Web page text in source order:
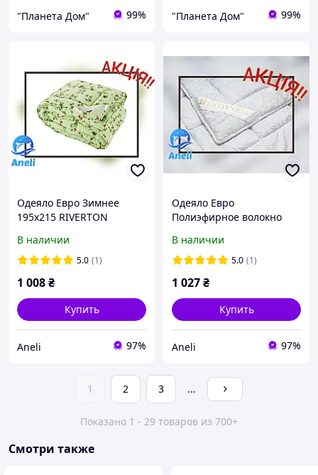
"Планета Дом" 99% "Планета Дом" 99%
Одеяло Евро Зимнее
195х215 RIVERTON
В наличии
5.0 (1)
1 008₴
Купить
Aneli 97%
Одеяло Евро
Полиэфирное волокно
CASSIA GRANDIS
Микрофибра
В наличии
5.0 (1)
1 027₴
Купить
Aneli 97%
1 2 3 ...
Показано 1 - 29 товаров из 700+
Смотри также